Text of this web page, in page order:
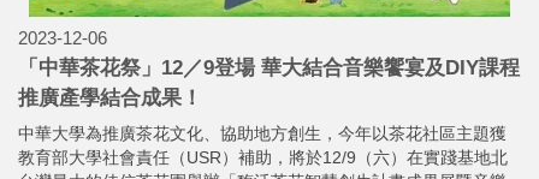
2023-12-06
「中華茶花祭」12／9登場 華大結合音樂饗宴及DIY課程
推廣產學結合成果！
中華大學為推廣茶花文化、協助地方創生，今年以茶花社區主題獲
教育部大學社會責任（USR）補助，將於12/9（六）在實踐基地北